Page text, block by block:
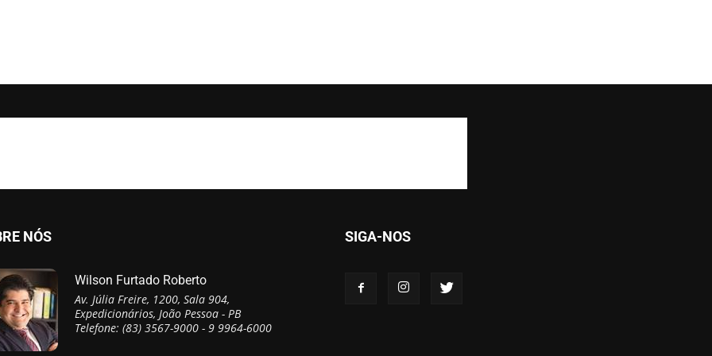
NÓS
Wilson Furtado Roberto
Av. Júlia Freire, 1200, Sala 904,
Expedicionários, João Pessoa - PB
Telefone: (83) 3567-9000 - 9 9964-6000
SIGA-NOS